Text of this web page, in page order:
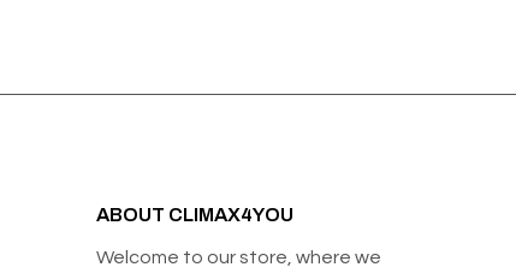
ABOUT CLIMAX4YOU
Welcome to our store, where we